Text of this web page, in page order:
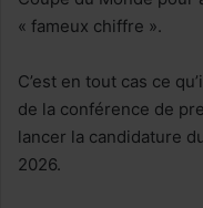
« fameux chiffre ».
C’est en tout cas ce
de la conférence de
lancer la candidature
2026.